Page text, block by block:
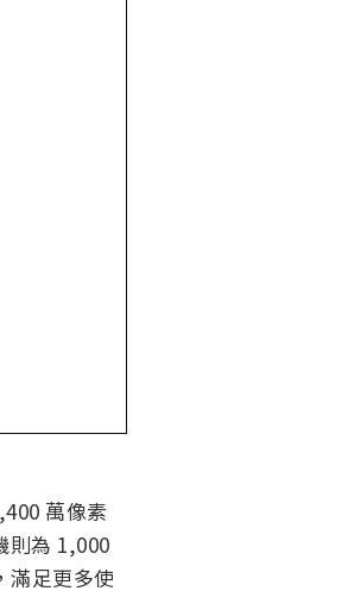
萬像素
則為 1,000
滿足更多使